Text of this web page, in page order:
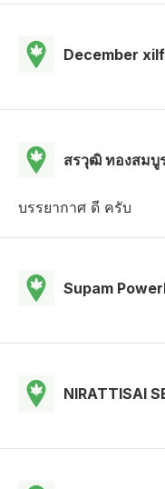
December
สรวุฒิ ทองสม
บรรยากาศ ดี ครับ
Supam
NIRATTISAI